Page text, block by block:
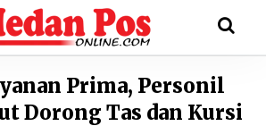
Prima, Personil
Dorong Tas dan Kursi